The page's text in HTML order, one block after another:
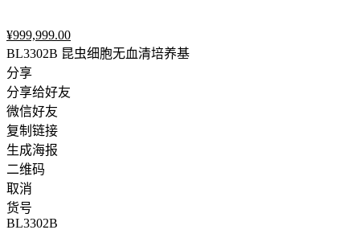
¥999,999.00
BL3302B 昆虫细胞无血清培养基
分享
分享给好友
微信好友
复制链接
生成海报
二维码
取消
货号
BL3302B